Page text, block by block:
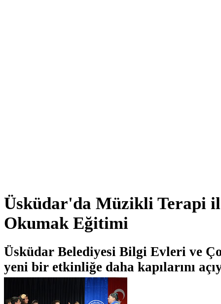
Üsküdar'da Müzikli Terapi
Okumak Eğitimi
Üsküdar Belediyesi Bilgi Evleri ve
yeni bir etkinliğe daha kapılarını